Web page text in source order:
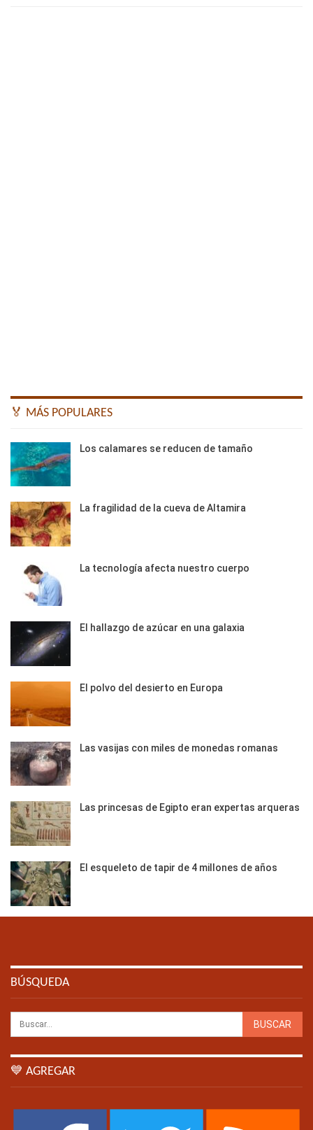
🏅 MÁS POPULARES
Los calamares se reducen de tamaño
La fragilidad de la cueva de Altamira
La tecnología afecta nuestro cuerpo
El hallazgo de azúcar en una galaxia
El polvo del desierto en Europa
Las vasijas con miles de monedas romanas
Las princesas de Egipto eran expertas arqueras
El esqueleto de tapir de 4 millones de años
BÚSQUEDA
💙 AGREGAR